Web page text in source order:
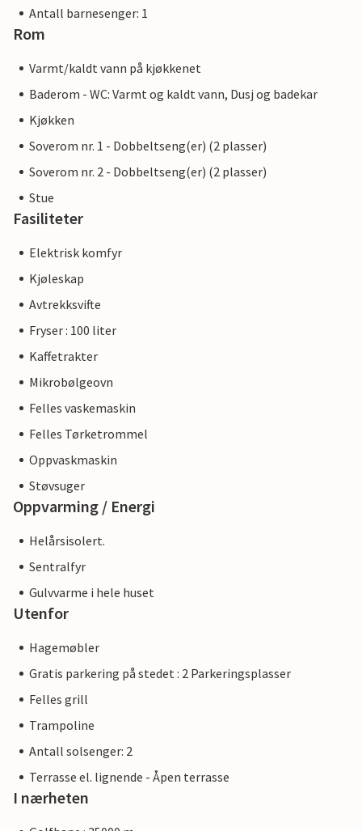
Antall barnesenger: 1
Rom
Varmt/kaldt vann på kjøkkenet
Baderom - WC: Varmt og kaldt vann, Dusj og badekar
Kjøkken
Soverom nr. 1 - Dobbeltseng(er) (2 plasser)
Soverom nr. 2 - Dobbeltseng(er) (2 plasser)
Stue
Fasiliteter
Elektrisk komfyr
Kjøleskap
Avtrekksvifte
Fryser : 100 liter
Kaffetrakter
Mikrobølgeovn
Felles vaskemaskin
Felles Tørketrommel
Oppvaskmaskin
Støvsuger
Oppvarming / Energi
Helårsisolert.
Sentralfyr
Gulvvarme i hele huset
Utenfor
Hagemøbler
Gratis parkering på stedet : 2 Parkeringsplasser
Felles grill
Trampoline
Antall solsenger: 2
Terrasse el. lignende - Åpen terrasse
I nærheten